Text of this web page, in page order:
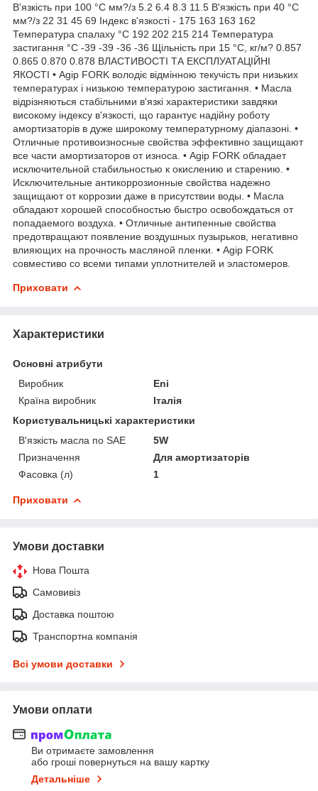
В'язкість при 100 °C мм?/з 5.2 6.4 8.3 11.5 В'язкість при 40 °C
мм?/з 22 31 45 69 Індекс в'язкості - 175 163 163 162
Температура спалаху °C 192 202 215 214 Температура
застигання °C -39 -39 -36 -36 Щільність при 15 °C, кг/м? 0.857
0.865 0.870 0.878 ВЛАСТИВОСТІ ТА ЕКСПЛУАТАЦІЙНІ
ЯКОСТІ • Agip FORK володіє відмінною текучість при низьких
температурах і низькою температурою застигання. • Масла
відрізняються стабільними в'язкі характеристики завдяки
високому індексу в'язкості, що гарантує надійну роботу
амортизаторів в дуже широкому температурному діапазоні. •
Отличные противоизносные свойства эффективно защищают
все части амортизаторов от износа. • Agip FORK обладает
исключительной стабильностью к окислению и старению. •
Исключительные антикоррозионные свойства надежно
защищают от коррозии даже в присутствии воды. • Масла
обладают хорошей способностью быстро освобождаться от
попадаемого воздуха. • Отличные антипенные свойства
предотвращают появление воздушных пузырьков, негативно
влияющих на прочность масляной пленки. • Agip FORK
совместиво со всеми типами уплотнителей и эластомеров.
Приховати
Характеристики
Основні атрибути
Виробник
Eni
Країна виробник
Італія
Користувальницькі характеристики
В'язкість масла по SAE
5W
Призначення
Для амортизаторів
Фасовка (л)
1
Приховати
Умови доставки
Нова Пошта
Самовивіз
Доставка поштою
Транспортна компанія
Всі умови доставки
Умови оплати
Ви отримаєте замовлення
або гроші повернуться на вашу картку
Детальніше